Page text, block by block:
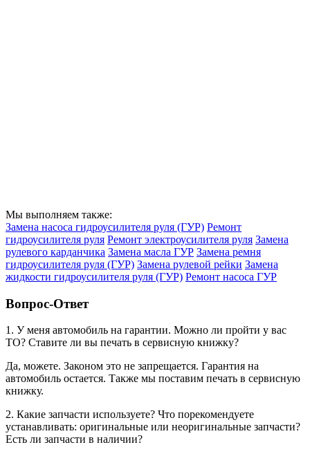
Мы выполняем также:
Замена насоса гидроусилителя руля (ГУР) Ремонт
гидроусилителя руля Ремонт электроусилителя руля Замена
рулевого карданчика Замена масла ГУР Замена ремня
гидроусилителя руля (ГУР) Замена рулевой рейки Замена
жидкости гидроусилителя руля (ГУР) Ремонт насоса ГУР
Вопрос-Ответ
1. У меня автомобиль на гарантии. Можно ли пройти у вас
ТО? Ставите ли вы печать в сервисную книжку?
Да, можете. Законом это не запрещается. Гарантия на
автомобиль остается. Также мы поставим печать в сервисную
книжку.
2. Какие запчасти используете? Что порекомендуете
устанавливать: оригинальные или неоригинальные запчасти?
Есть ли запчасти в наличии?